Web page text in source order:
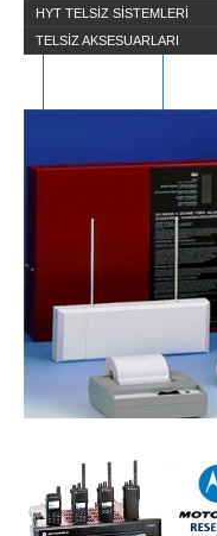
HYT TELSİZ SİSTEMLERİ
TELSİZ AKSESUARLARI